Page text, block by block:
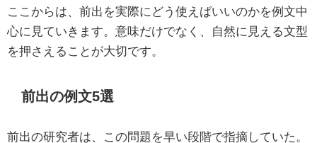
ここからは、前出を実際にどう使えばいいのかを例文中
心に見ていきます。意味だけでなく、自然に見える文型
を押さえることが大切です。
前出の例文5選
前出の研究者は、この問題を早い段階で指摘していた。